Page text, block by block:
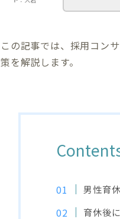
この記事では、採用コン
策を解説します。
男性育
育休後